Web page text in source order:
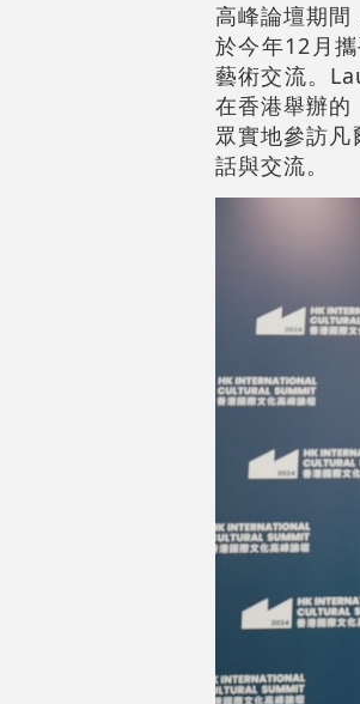
高峰論壇期間
於今年12月
藝術交流。
在香港舉辦
眾實地參訪
話與交流。